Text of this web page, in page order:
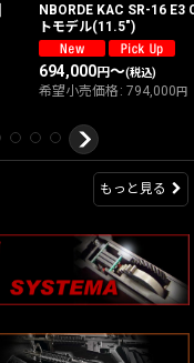
NBORDE KAC SR-16 E3
トモデル(11.5")
694,000円～(税込)
希望小売価格 : 794,000 円
もっと見る